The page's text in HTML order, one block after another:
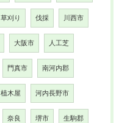
草刈り 伐採 川西市
大阪市 人工芝
門真市 南河内郡
植木屋 河内長野市
奈良 堺市 生駒郡